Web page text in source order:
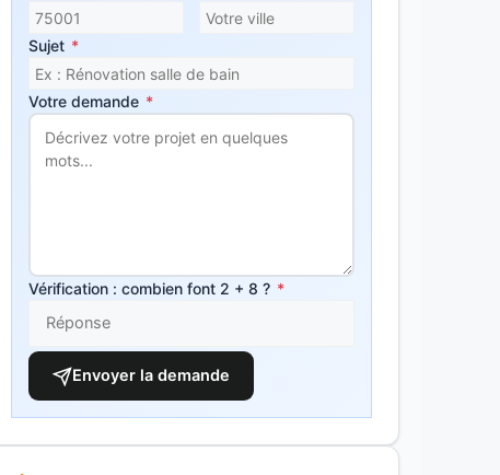
Sujet *
Votre demande *
Vérification : combien font 2 + 8 ? *
Envoyer la demande